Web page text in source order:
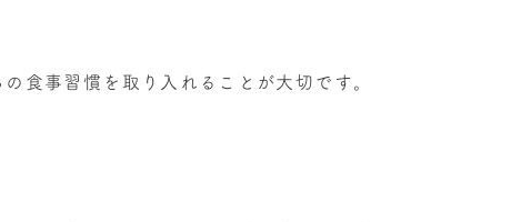
食事習慣を取り入れることが大切です。